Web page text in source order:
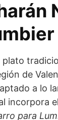
plato
de
a lo
incorpora
para